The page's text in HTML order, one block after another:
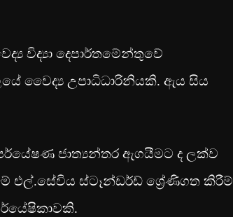
විද්‍යා දෙපාර්තමේන්තුවේ
වෛද්‍ය උපාධිධාරිනියකි. ඇය සිය
ජාත්‍යන්තර ඇගයීමට ද ලක්ව
එල්.සේවිය ස්ටෑන්ඩර්ඩ් ශ්‍රේණිගත කිරීම්